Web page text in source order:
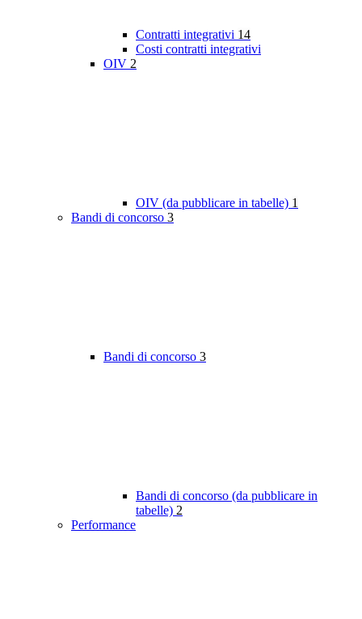
Contratti integrativi 14
Costi contratti integrativi
OIV 2
OIV (da pubblicare in tabelle) 1
Bandi di concorso 3
Bandi di concorso 3
Bandi di concorso (da pubblicare in
tabelle) 2
Performance